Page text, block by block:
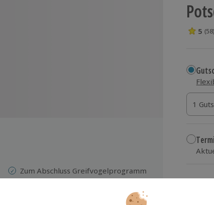
5
5 (58)
1
1
1
Zum Abschluss Greifvogelprogramm
mit dem Sturzflug eines Falken und
dem geräuschlosen Gleitflug einer